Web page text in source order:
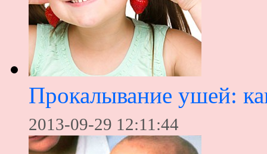
Прокалывание ушей:
2013-09-29 12:11:44